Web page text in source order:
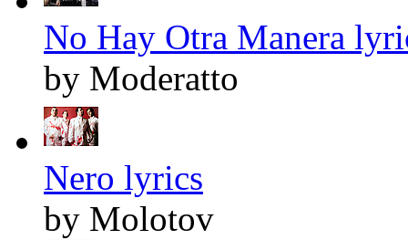
No Hay Otra Manera
by Moderatto
Nero lyrics
by Molotov